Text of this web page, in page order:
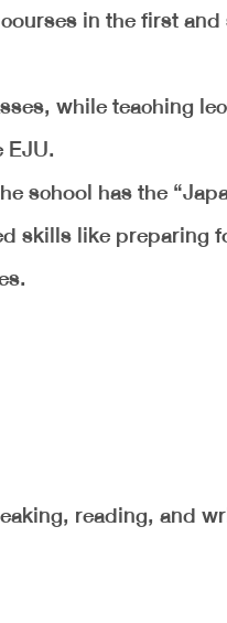
in the first
while teaching
school has the
skills like preparing
reading, and